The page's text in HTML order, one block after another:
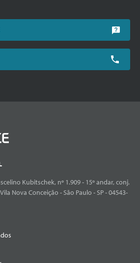
Kubitschek, nº 1.909 - 15º andar, conj.
Nova Conceição - São Paulo - SP - 04543-